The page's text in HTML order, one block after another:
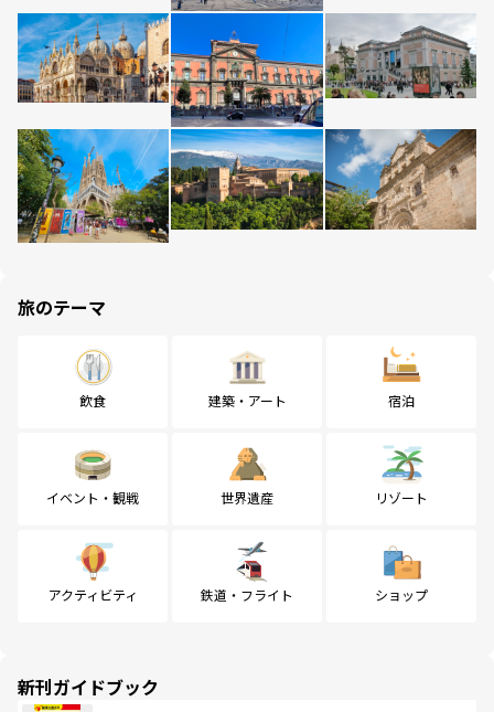
旅のテーマ
飲食 建築・アート 宿泊
イベント・観戦 世界遺産 リゾート
アクティビティ 鉄道・フライト ショップ
新刊ガイドブック